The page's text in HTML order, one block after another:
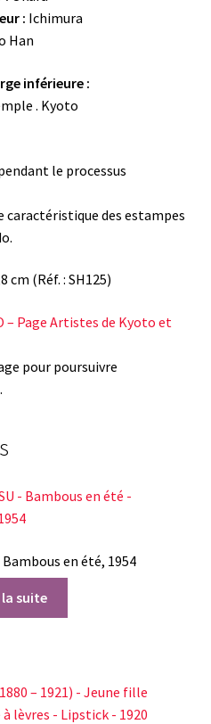
: Ichimura
Han
inférieure :
. Kyoto
le processus
caractéristique des estampes
cm (Réf. : SH125)
– Page Artistes de Kyoto et
pour poursuivre
Bambous en été, 1954
la suite